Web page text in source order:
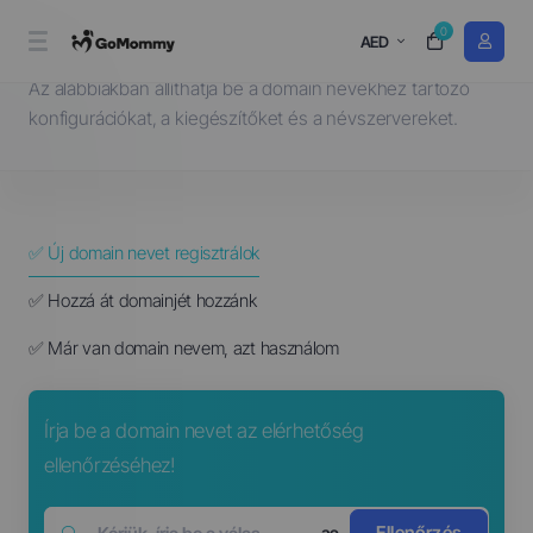
AED
0
Domain választás...
Az alábbiakban állíthatja be a domain nevekhez tartozó
konfigurációkat, a kiegészítőket és a névszervereket.
✅ Új domain nevet regisztrálok
✅ Hozzá át domainjét hozzánk
✅ Már van domain nevem, azt használom
Írja be a domain nevet az elérhetőség
ellenőrzéséhez!